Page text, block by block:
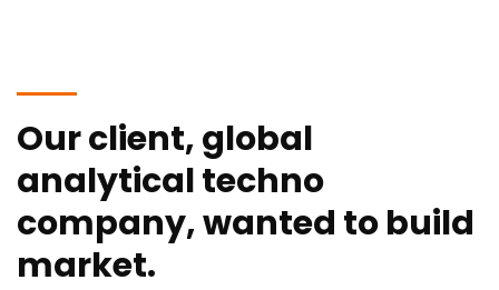
Our client, global
analytical techno
company, wanted to build
market.